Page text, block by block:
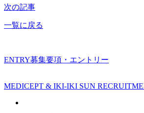
次の記事
一覧に戻る
ENTRY募集要項・エントリー
MEDICEPT & IKI-IKI SUN